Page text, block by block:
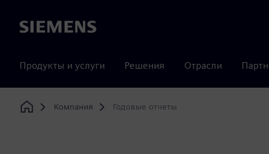
Siemens
Продукты и услуги Решения Отрасли
Home
Компания Годовые отчеты